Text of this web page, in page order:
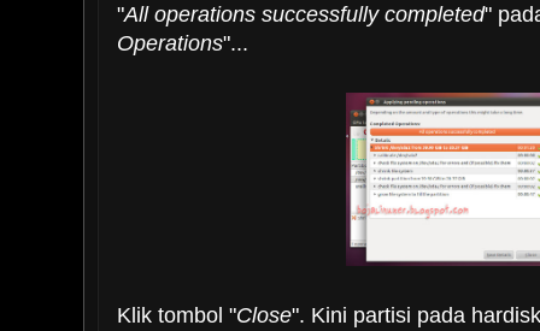
"All operations successfully completed"
Operations"...
Klik tombol "Close". Kini partisi pada